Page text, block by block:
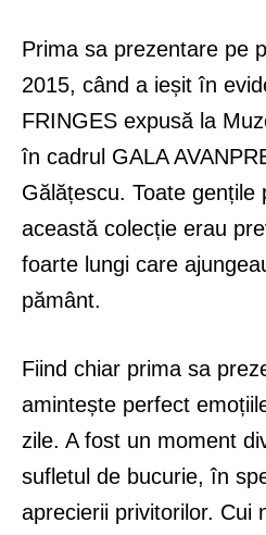
Prima sa prezentare pe
2015, când a ieșit în
FRINGES expusă la
în cadrul GALA
Gălățescu. Toate gențile
această colecție erau
foarte lungi care
pământ.
Fiind chiar prima sa
amintește perfect
zile. A fost un moment
sufletul de bucurie, în
aprecierii privitorilor. Cui